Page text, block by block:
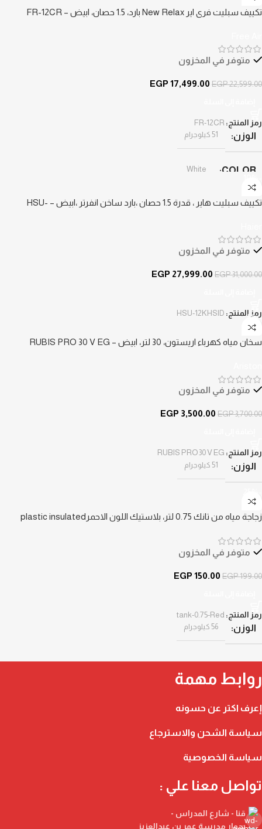
تكييف سبليت فري اير New Relax بارد، 1.5 حصان، ابيض – FR-12CR
متوفر في المخزون
EGP22,599.00
EGP 17,499.00
رمز المنتج: FR-12CR
الوزن 51 كيلوجرام
COLOR
White
تكييف سبليت هاير ، قدرة 1.5 حصان ،بارد ساخن انفرتر ،ابيض – HSU-
متوفر في المخزون
EGP31,000.00
EGP 27,999.00
رمز المنتج: HSU-12KHSID -5%
سخان مياه كهرباء اريستون، 30 لتر، ابيض – RUBIS PRO 30 V EG
متوفر في المخزون
EGP3,700.00
EGP 3,500.00
رمز المنتج: RUBIS PRO 30 V EG
الوزن 51 كيلوجرام
زجاجة مياه من تانك 0.75 لتر، بلاستيك اللون الاحمرplastic insulated
متوفر في المخزون
EGP199.00
EGP 150.00
رمز المنتج: tank-0.75-Red
الوزن 56 كيلوجرام
روابط مهمة
إعرف اكتر عن حسونه
سياسة الشحن والاسترجاع
سياسة الخصوصية
تواصل معنا علي :
قنا - شارع المدراس -
بجوار مدرسة عمر بن عبدالعزيز